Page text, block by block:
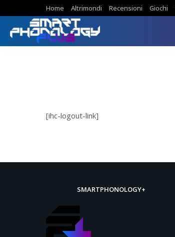
Home Altrimondi Recensioni Giochi
[ihc-logout-link]
SMARTPHONOLOGY+